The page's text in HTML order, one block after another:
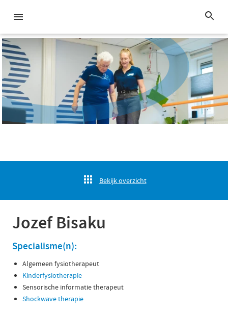
Bekijk overzicht
Jozef Bisaku
Specialisme(n):
Algemeen fysiotherapeut
Kinderfysiotherapie
Sensorische informatie therapeut
Shockwave therapie